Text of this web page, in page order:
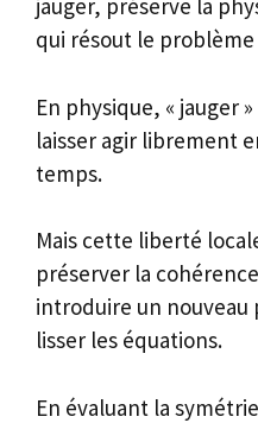
jauger, préserve la
qui résout le
En physique, « jauger
laisser agir librement
temps.
Mais cette liberté
préserver la
introduire un
lisser les équations.
En évaluant la